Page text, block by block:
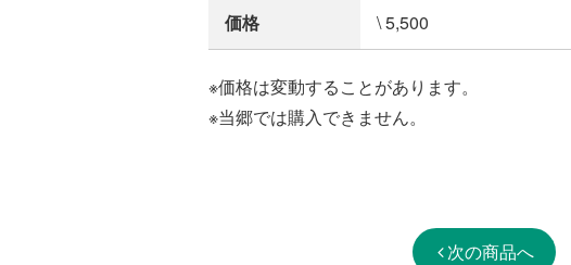
価格 \ 5,500
※価格は変動することがあります。
※当郷では購入できません。
次の商品へ